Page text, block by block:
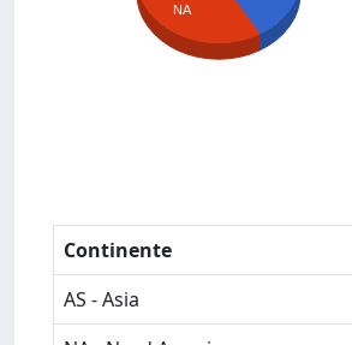
NA
Continente
AS - Asia